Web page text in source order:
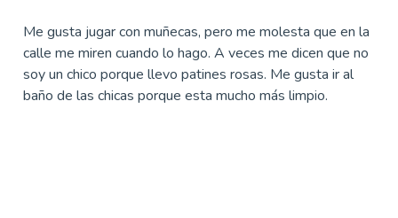
Me gusta jugar con muñecas, pero me molesta que en la
calle me miren cuando lo hago. A veces me dicen que no
soy un chico porque llevo patines rosas. Me gusta ir al
baño de las chicas porque esta mucho más limpio.